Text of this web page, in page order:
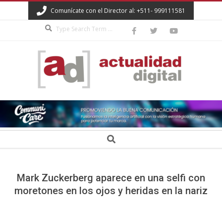
to
Comunícate con el Director al: +511- 999111581
ACTUALIDAD
DIGITAL Search
Mark Zuckerberg aparece en una selfi con
moretones en los ojos y heridas en la nariz